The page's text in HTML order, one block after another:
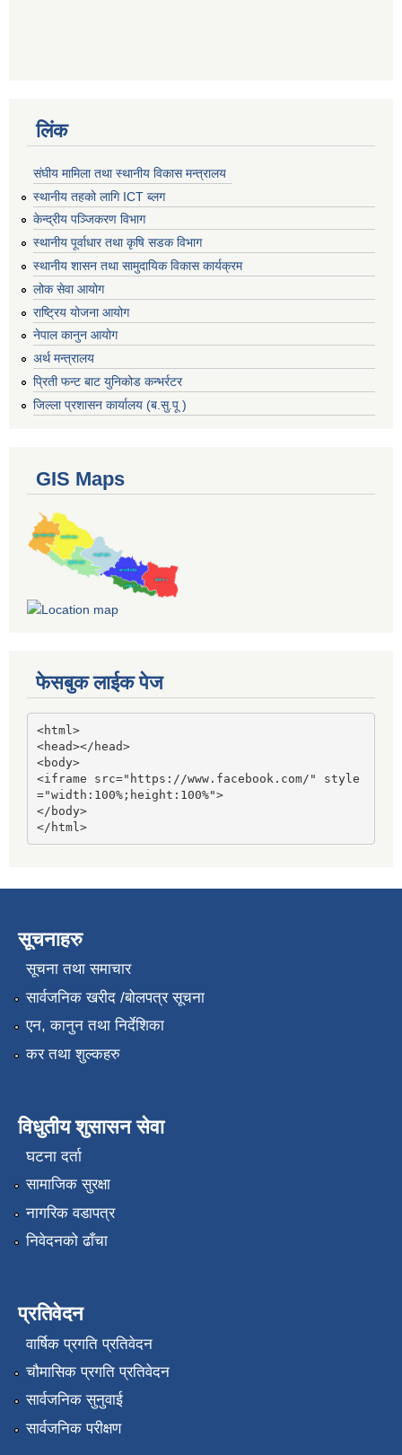
लिंक
संघीय मामिला तथा स्थानीय विकास मन्त्रालय
स्थानीय तहको लागि ICT ब्लग
केन्द्रीय पञ्जिकरण विभाग
स्थानीय पूर्वाधार तथा कृषि सडक विभाग
स्थानीय शासन तथा सामुदायिक विकास कार्यक्रम
लोक सेवा आयोग
राष्ट्रिय योजना आयोग
नेपाल कानुन आयोग
अर्थ मन्त्रालय
प्रिती फन्ट बाट युनिकोड कन्भर्रटर
जिल्ला प्रशासन कार्यालय (ब.सु.पू )
GIS Maps
फेसबुक लाईक पेज
<html>
<head></head>
<body>
<iframe src="https://www.facebook.com/" style
="width:100%;height:100%">
</body>
</html>
सूचनाहरु
सूचना तथा समाचार
सार्वजनिक खरीद /बोलपत्र सूचना
एन, कानुन तथा निर्देशिका
कर तथा शुल्कहरु
विधुतीय शुसासन सेवा
घटना दर्ता
सामाजिक सुरक्षा
नागरिक वडापत्र
निवेदनको ढाँचा
प्रतिवेदन
वार्षिक प्रगति प्रतिवेदन
चौमासिक प्रगति प्रतिवेदन
सार्वजनिक सुनुवाई
सार्वजनिक परीक्षण